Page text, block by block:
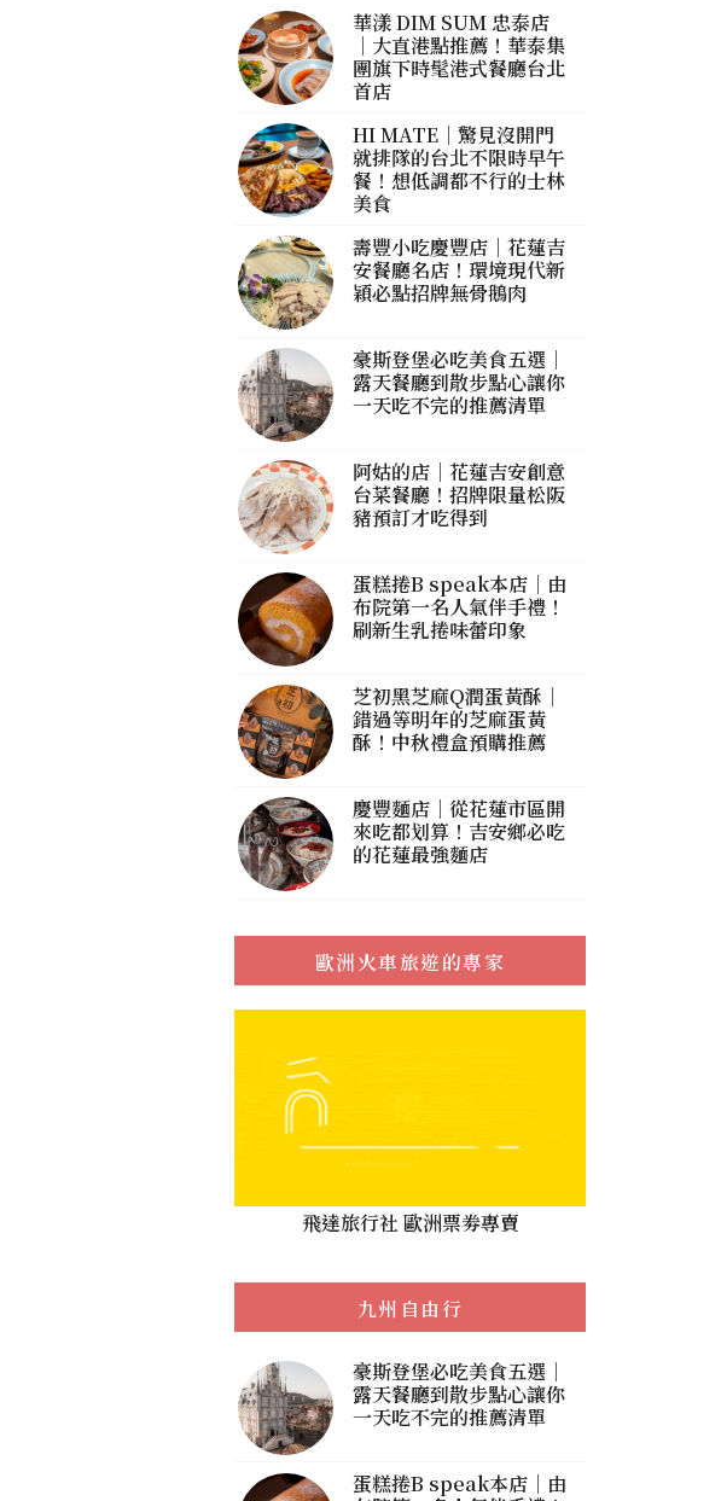
華漾 DIM SUM 忠泰店
｜大直港點推薦！華泰集
團旗下時髦港式餐廳台北
首店
HI MATE｜驚見沒開門
就排隊的台北不限時早午
餐！想低調都不行的士林
美食
壽豐小吃慶豐店｜花蓮吉
安餐廳名店！環境現代新
穎必點招牌無骨鵝肉
豪斯登堡必吃美食五選｜
露天餐廳到散步點心讓你
一天吃不完的推薦清單
阿姑的店｜花蓮吉安創意
台菜餐廳！招牌限量松阪
豬預訂才吃得到
蛋糕捲B speak本店｜由
布院第一名人氣伴手禮！
刷新生乳捲味蕾印象
芝初黑芝麻Q潤蛋黃酥｜
錯過等明年的芝麻蛋黃
酥！中秋禮盒預購推薦
慶豐麵店｜從花蓮市區開
來吃都划算！吉安鄉必吃
的花蓮最強麵店
歐洲火車旅遊的專家
飛達旅行社 歐洲票劵專賣
九州自由行
豪斯登堡必吃美食五選｜
露天餐廳到散步點心讓你
一天吃不完的推薦清單
蛋糕捲B speak本店｜由